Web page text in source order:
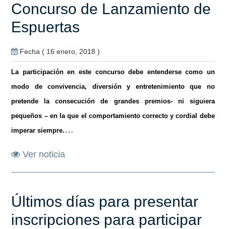
Concurso de Lanzamiento de
Espuertas
Fecha ( 16 enero, 2018 )
La participación en este concurso debe entenderse como un
modo de convivencia, diversión y entretenimiento que no
pretende la consecución de grandes premios- ni siguiera
pequeños – en la que el comportamiento correcto y cordial debe
imperar siempre. …
Ver noticia
Últimos días para presentar
inscripciones para participar